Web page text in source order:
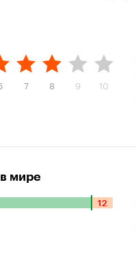
7 8 9 10
мире
12